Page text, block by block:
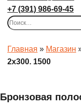
+7 (391) 986-69-45
Найти:
Главная » Магазин
2х300. 1500
Бронзовая